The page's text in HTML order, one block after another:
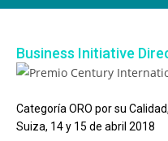
Business Initiative
Categoría ORO por su
Suiza, 14 y 15 de abril 2018